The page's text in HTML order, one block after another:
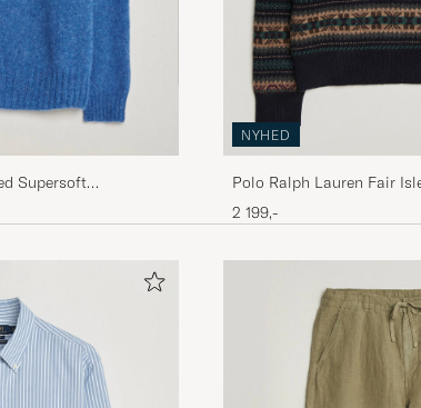
KØBTE PÅ CAREOFCARL.CO.UK
ta en storlek mindre
L KØBTE PÅ CAREOFCARL.SE
KØBTE PÅ CAREOFCARL.SE
Stor i størelsen
Supersoft
NYHED
Polo Ralph Lauren Fair
Combo
2 199,-